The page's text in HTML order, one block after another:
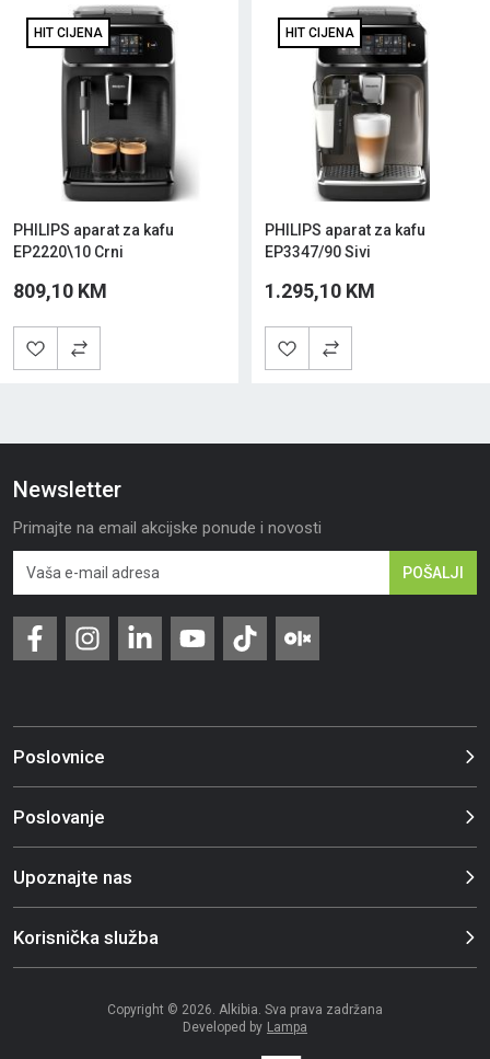
HIT CIJENA
PHILIPS aparat za kafu
EP2220\10 Crni
809,10 KM
HIT CIJENA
PHILIPS aparat za kafu
EP3347/90 Sivi
1.295,10 KM
Newsletter
Primajte na email akcijske ponude i novosti
POŠALJI
Poslovnice
Poslovanje
Upoznajte nas
Korisnička služba
Copyright © 2026. Alkibia. Sva prava zadržana
Developed by Lampa